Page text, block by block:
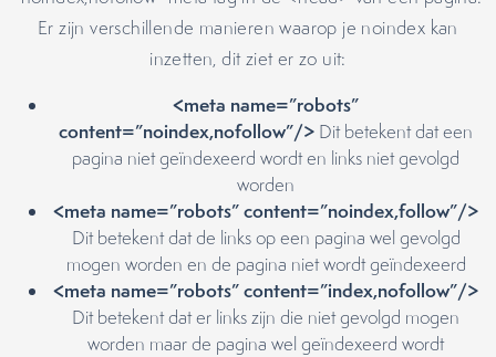
Er zijn verschillende manieren waarop je noindex kan
inzetten, dit ziet er zo uit:
<meta name=”robots”
content=”noindex,nofollow”/> Dit betekent dat een
pagina niet geïndexeerd wordt en links niet gevolgd
worden
<meta name=”robots” content=”noindex,follow”/>
Dit betekent dat de links op een pagina wel gevolgd
mogen worden en de pagina niet wordt geïndexeerd
<meta name=”robots” content=”index,nofollow”/>
Dit betekent dat er links zijn die niet gevolgd mogen
worden maar de pagina wel geïndexeerd wordt